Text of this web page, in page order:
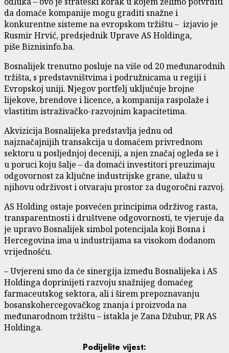
da domaće kompanije mogu graditi snažne i
konkurentne sisteme na evropskom tržištu – izjavio je
Rusmir Hrvić, predsjednik Uprave AS Holdinga,
piše Biznisinfo.ba.
Bosnalijek trenutno posluje na više od 20 međunarodnih
tržišta, s predstavništvima i podružnicama u regiji i
Evropskoj uniji. Njegov portfelj uključuje brojne
lijekove, brendove i licence, a kompanija raspolaže i
vlastitim istraživačko-razvojnim kapacitetima.
Akvizicija Bosnalijeka predstavlja jednu od
najznačajnijih transakcija u domaćem privrednom
sektoru u posljednjoj deceniji, a njen značaj ogleda se i
u poruci koju šalje – da domaći investitori preuzimaju
odgovornost za ključne industrijske grane, ulažu u
njihovu održivost i otvaraju prostor za dugoročni razvoj.
AS Holding ostaje posvećen principima održivog rasta,
transparentnosti i društvene odgovornosti, te vjeruje da
je upravo Bosnalijek simbol potencijala koji Bosna i
Hercegovina ima u industrijama sa visokom dodanom
vrijednošću.
– Uvjereni smo da će sinergija između Bosnalijeka i AS
Holdinga doprinijeti razvoju snažnijeg domaćeg
farmaceutskog sektora, ali i širem prepoznavanju
bosanskohercegovačkog znanja i proizvoda na
međunarodnom tržištu – istakla je Zana Džubur, PR AS
Holdinga.
Podijelite vijest: